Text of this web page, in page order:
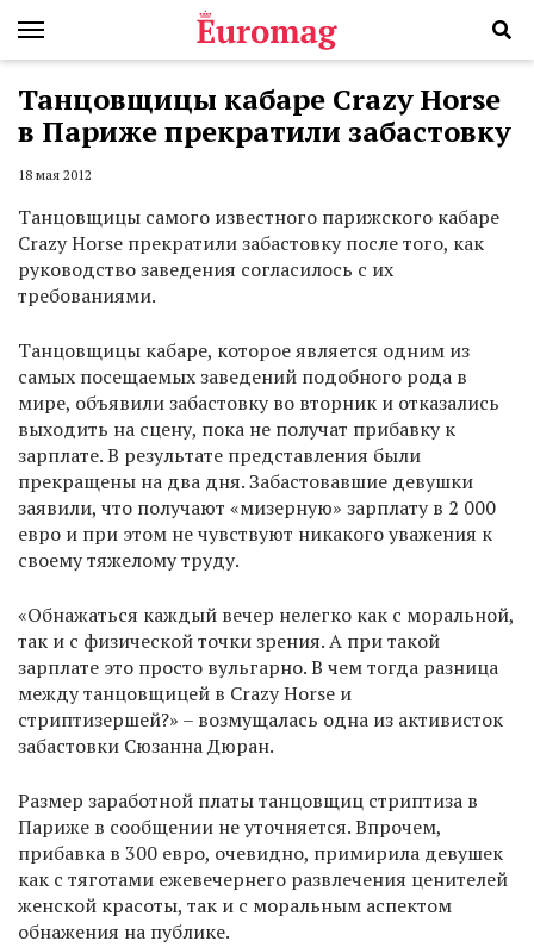
Танцовщицы кабаре Crazy Horse
в Париже прекратили забастовку
18 мая 2012
Танцовщицы самого известного парижского кабаре
Crazy Horse прекратили забастовку после того, как
руководство заведения согласилось с их
требованиями.
Танцовщицы кабаре, которое является одним из
самых посещаемых заведений подобного рода в
мире, объявили забастовку во вторник и отказались
выходить на сцену, пока не получат прибавку к
зарплате. В результате представления были
прекращены на два дня. Забастовавшие девушки
заявили, что получают «мизерную» зарплату в 2 000
евро и при этом не чувствуют никакого уважения к
своему тяжелому труду.
«Обнажаться каждый вечер нелегко как с моральной,
так и с физической точки зрения. А при такой
зарплате это просто вульгарно. В чем тогда разница
между танцовщицей в Crazy Horse и
стриптизершей?» – возмущалась одна из активисток
забастовки Сюзанна Дюран.
Размер заработной платы танцовщиц стриптиза в
Париже в сообщении не уточняется. Впрочем,
прибавка в 300 евро, очевидно, примирила девушек
как с тяготами ежевечернего развлечения ценителей
женской красоты, так и с моральным аспектом
обнажения на публике.